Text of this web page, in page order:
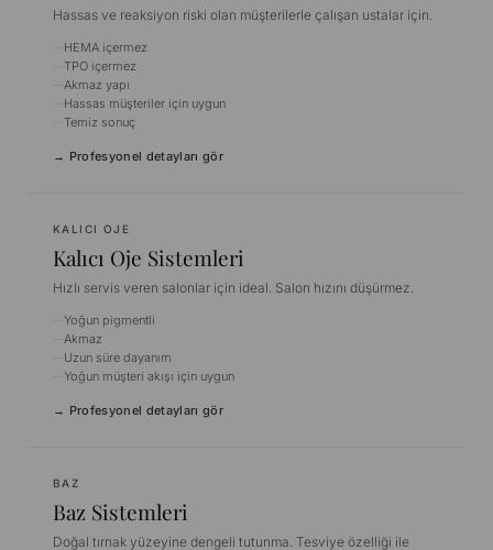
Hassas ve reaksiyon riski olan müşterilerle çalışan ustalar için.
HEMA içermez
TPO içermez
Akmaz yapı
Hassas müşteriler için uygun
Temiz sonuç
→ Profesyonel detayları gör
KALICI OJE
Kalıcı Oje Sistemleri
Hızlı servis veren salonlar için ideal. Salon hızını düşürmez.
Yoğun pigmentli
Akmaz
Uzun süre dayanım
Yoğun müşteri akışı için uygun
→ Profesyonel detayları gör
BAZ
Baz Sistemleri
Doğal tırnak yüzeyine dengeli tutunma. Tesviye özelliği ile